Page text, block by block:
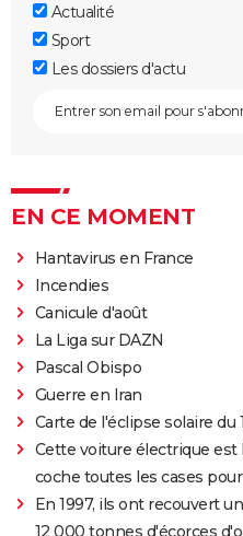
Actualité
Sport
Les dossiers d'actu
EN CE MOMENT
Hantavirus en France
Incendies
Canicule d'août
La Liga sur DAZN
Pascal Obispo
Guerre en Iran
Carte de l'éclipse solaire du
Cette voiture électrique est
coche toutes les cases
En 1997, ils ont recouvert
12 000 tonnes d'écorces